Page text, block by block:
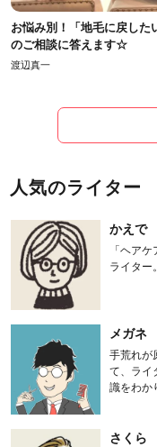
お悩み別！「地毛に戻した
のご相談に答えます☆
渡辺真一
人気のライター
かえで
「ヘア
ライター
メガネ
手荒れが
て、ライ
識をわか
さくら